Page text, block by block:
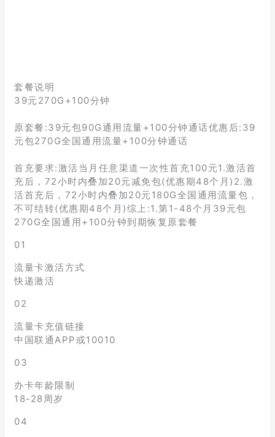
套餐说明
39元270G+100分钟
原套餐:39元包90G通用流量+100分钟通话优惠后:39
元包270G全国通用流量+100分钟通话
首充要求:激活当月任意渠道一次性首充100元1.激活首
充后，72小时内叠加20元减免包(优惠期48个月)2.激
活首充后，72小时内叠加20元180G全国通用流量包，
不可结转(优惠期48个月)综上:1.第1-48个月39元包
270G全国通用+100分钟到期恢复原套餐
01
流量卡激活方式
快递激活
02
流量卡充值链接
中国联通APP或10010
03
办卡年龄限制
18-28周岁
04